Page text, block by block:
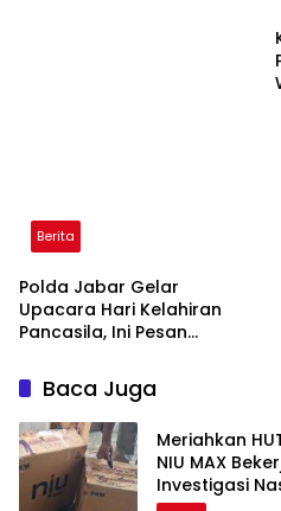
Berita
Polda Jabar Gelar
Upacara Hari Kelahiran
Pancasila, Ini Pesan
Baca Juga
Meriahkan
NIU MAX
Investigasi